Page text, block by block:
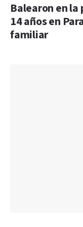
Balearon en la
14 años en
familiar